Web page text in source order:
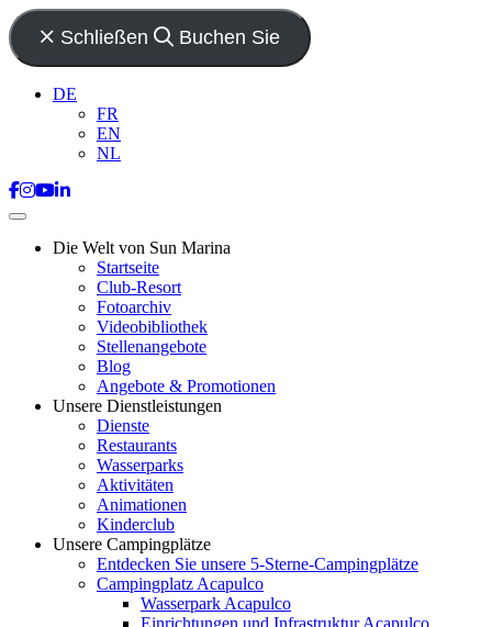
Schließen Buchen Sie
DE
FR
EN
NL
Die Welt von Sun Marina
Startseite
Club-Resort
Fotoarchiv
Videobibliothek
Stellenangebote
Blog
Angebote & Promotionen
Unsere Dienstleistungen
Dienste
Restaurants
Wasserparks
Aktivitäten
Animationen
Kinderclub
Unsere Campingplätze
Entdecken Sie unsere 5-Sterne-Campingplätze
Campingplatz Acapulco
Wasserpark Acapulco
Einrichtungen und Infrastruktur Acapulco